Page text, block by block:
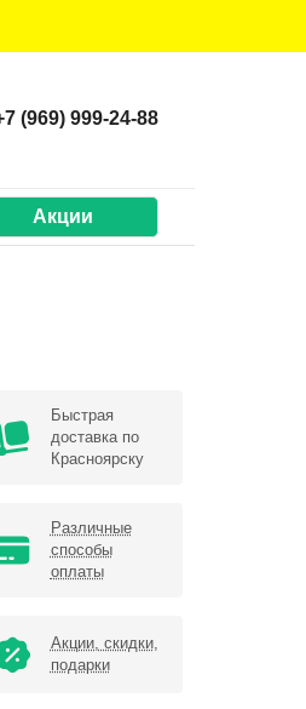
(969) 999-24-88
Акции
Быстрая
доставка по
Красноярску
Различные
способы
оплаты
Акции, скидки,
подарки